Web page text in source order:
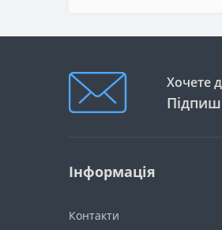
Хочете
Інформація
Контакти